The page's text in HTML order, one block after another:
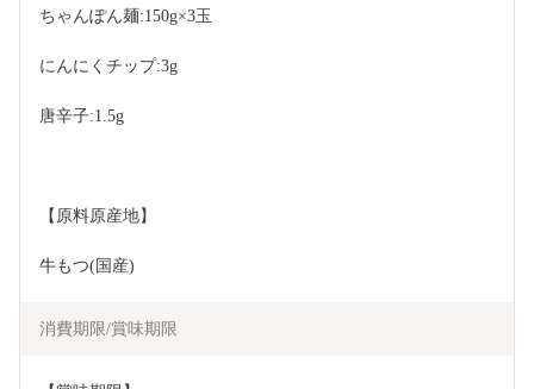
ちゃんぽん麺:150g×3玉
にんにくチップ:3g
唐辛子:1.5g
【原料原産地】
牛もつ(国産)
消費期限/賞味期限